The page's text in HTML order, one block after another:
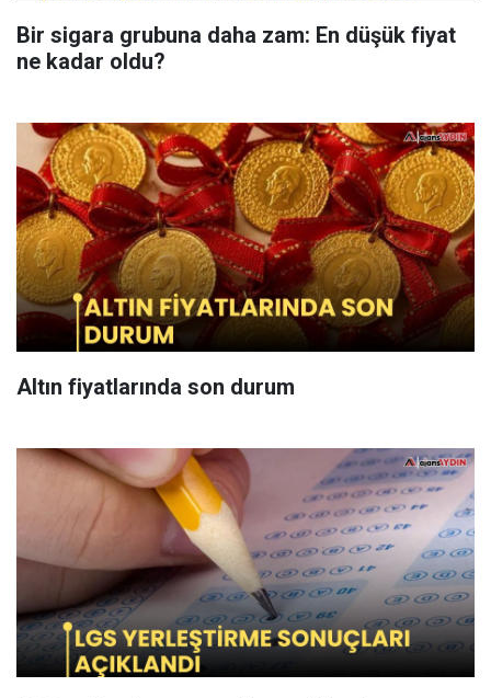
Bir sigara grubuna daha zam: En düşük fiyat
ne kadar oldu?
Altın fiyatlarında son durum